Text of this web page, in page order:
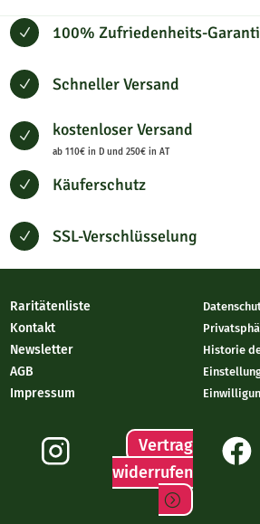
N 100% Zufriedenheits-
N Schneller Versand
N kostenloser Versand
ab 110€ in D und 250€ in AT
N Käuferschutz
N SSL-Verschlüsselung
Raritätenliste
Kontakt
Newsletter
AGB
Impressum
Historie
Vertrag
widerrufen